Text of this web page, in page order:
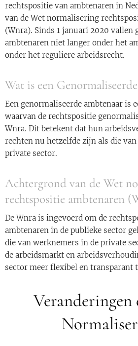
rechtspositie van ambtenaren in
van de Wet normalisering
(Wnra). Sinds 1 januari 2020 vallen
ambtenaren niet langer onder het
onder het reguliere arbeidsrecht.
Wat is een
Een genormaliseerde ambtenaar is
waarvan de rechtspositie
Wnra. Dit betekent dat hun
rechten nu hetzelfde zijn als die
private sector.
Achtergrond van de Wet
rechtspositie ambtenaren
De Wnra is ingevoerd om de
ambtenaren in de publieke sector
die van werknemers in de private
de arbeidsmarkt en
sector meer flexibel en transparant
Veranderingen